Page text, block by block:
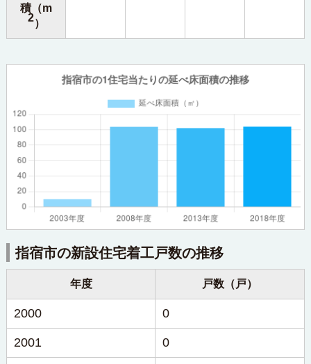
積（m
2）
指宿市の新設住宅着工戸数の推移
年度 戸数（戸）
2000 0
2001 0